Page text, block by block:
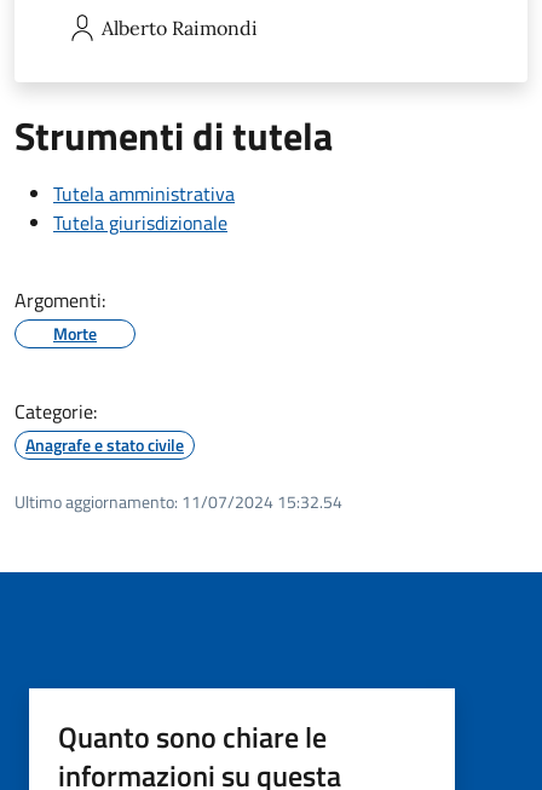
Alberto Raimondi
Strumenti di tutela
Tutela amministrativa
Tutela giurisdizionale
Argomenti:
Morte
Categorie:
Anagrafe e stato civile
Ultimo aggiornamento: 11/07/2024 15:32.54
Quanto sono chiare le
informazioni su questa